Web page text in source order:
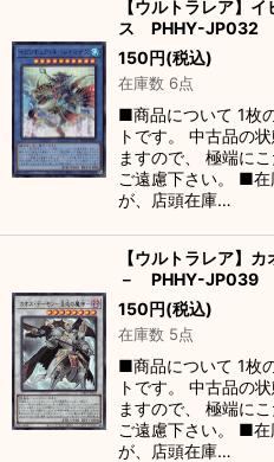
【ウルトラレア】
ス PHHY-JP032
150円(税込)
在庫数 6点
■商品について 1枚
トです。 中古品の
ますので、 極端に
ご遠慮下さい。 ■
が、店頭在庫…
【ウルトラレア】
－ PHHY-JP039
150円(税込)
在庫数 5点
■商品について 1枚
トです。 中古品の
ますので、 極端に
ご遠慮下さい。 ■
が、店頭在庫…